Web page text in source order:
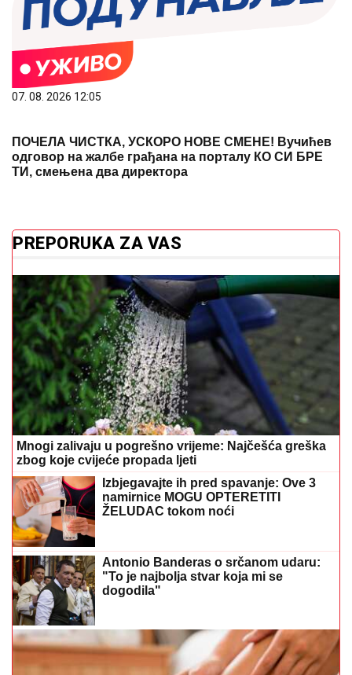
07. 08. 2026 12:05
ПОЧЕЛА ЧИСТКА, УСКОРО НОВЕ СМЕНЕ! Вучићев
одговор на жалбе грађана на порталу КО СИ БРЕ
ТИ, смењена два директора
PREPORUKA ZA VAS
Mnogi zalivaju u pogrešno vrijeme: Najčešća greška
zbog koje cvijeće propada ljeti
Izbjegavajte ih pred spavanje: Ove 3
namirnice MOGU OPTERETITI
ŽELUDAC tokom noći
Antonio Banderas o srčanom udaru:
"To je najbolja stvar koja mi se
dogodila"